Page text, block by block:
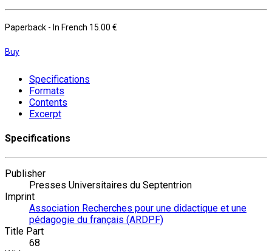
Paperback - In French 15.00 €
Buy
Specifications
Formats
Contents
Excerpt
Specifications
Publisher
Presses Universitaires du Septentrion
Imprint
Association Recherches pour une didactique et une
pédagogie du français (ARDPF)
Title Part
68